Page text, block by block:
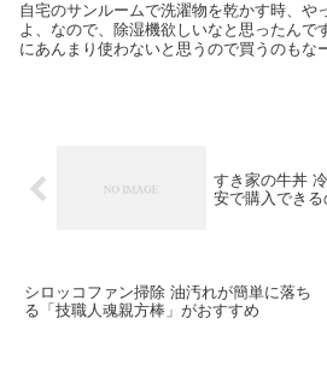
自宅のサンルームで洗濯物を乾かす時、や
よ、なので、除湿機欲しいなと思ったんで
にあんまり使わないと思うので買うのもな
すき家の牛丼
安で購入できる
シロッコファン掃除 油汚れが簡単に落ち
る「技職人魂親方棒」がおすすめ